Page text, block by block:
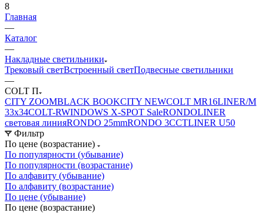
8
Главная
—
Каталог
—
Накладные светильники
Трековый светВстроенный светПодвесные светильники
—
COLT П
CITY ZOOMBLACK BOOKCITY NEWCOLT MR16LINER/М
33х34COLT-RWINDOWS X-SPOT SaleRONDOLINER
световая линияRONDO 25mmRONDO 3CCTLINER U50
Фильтр
По цене (возрастание)
По популярности (убывание)
По популярности (возрастание)
По алфавиту (убывание)
По алфавиту (возрастание)
По цене (убывание)
По цене (возрастание)